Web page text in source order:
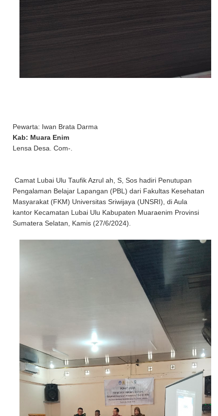
Pewarta: Iwan Brata Darma
Kab: Muara Enim
Lensa Desa. Com-.
Camat Lubai Ulu Taufik Azrul ah, S, Sos hadiri Penutupan
Pengalaman Belajar Lapangan (PBL) dari Fakultas Kesehatan
Masyarakat (FKM) Universitas Sriwijaya (UNSRI), di Aula
kantor Kecamatan Lubai Ulu Kabupaten Muaraenim Provinsi
Sumatera Selatan, Kamis (27/6/2024).